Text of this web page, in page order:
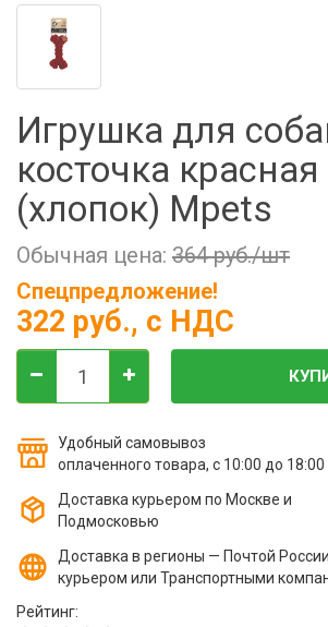
Фильтры молочные
Держатели лизунцов
Игрушка для
косточка
(хлопок) Mpets
Обычная цена: 364 руб./шт
Спецпредложение!
322 руб., с НДС
Удобный самовывоз
оплаченного товара, с 10:00 до 18:00
Доставка курьером по Москве и
Подмосковью
Доставка в регионы — Почтой
курьером или Транспортными
Рейтинг: